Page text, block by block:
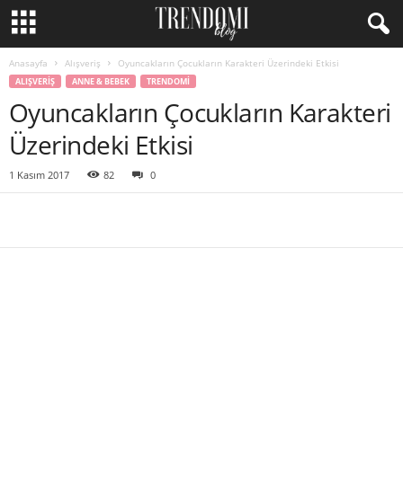
Anasayfa Alışveriş Oyuncakların Çocukların Karakteri Üzerindeki Etkisi
ALIŞVERIŞ ANNE & BEBEK TRENDOMI
Oyuncakların Çocukların Karakteri
Üzerindeki Etkisi
1 Kasım 2017 82 0